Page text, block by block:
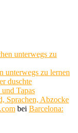
unterwegs zu
unterwegs zu lernen
duschte
Tapas
Sprachen, Abzocke
bei Barcelona: